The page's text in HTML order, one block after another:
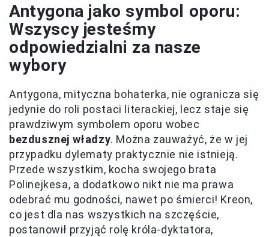
Antygona jako symbol oporu:
Wszyscy jesteśmy
odpowiedzialni za nasze
wybory
Antygona, mityczna bohaterka, nie ogranicza się
jedynie do roli postaci literackiej, lecz staje się
prawdziwym symbolem oporu wobec
bezdusznej władzy. Można zauważyć, że w jej
przypadku dylematy praktycznie nie istnieją.
Przede wszystkim, kocha swojego brata
Polinejkesa, a dodatkowo nikt nie ma prawa
odebrać mu godności, nawet po śmierci! Kreon,
co jest dla nas wszystkich na szczęście,
postanowił przyjąć rolę króla-dyktatora,